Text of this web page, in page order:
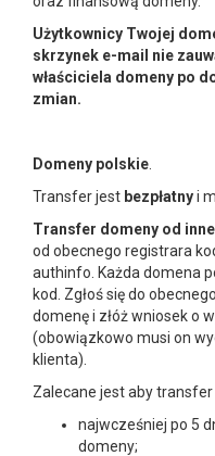
Użytkownicy Twojej
skrzynek e-mail nie
właściciela domeny po
zmian.
Domeny polskie
Transfer jest bezpłatnyi
Transfer domeny od
od obecnego registrara
authinfo. Każda domena
kod. Zgłoś się do
domenę i złóż wniosek o
(obowiązkowo musi on
klienta).
Zalecane jest aby
najwcześniej po 5
domeny;